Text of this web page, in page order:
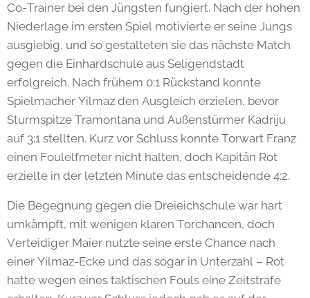
Co-Trainer bei den Jüngsten fungiert. Nach der hohen
Niederlage im ersten Spiel motivierte er seine Jungs
ausgiebig, und so gestalteten sie das nächste Match
gegen die Einhardschule aus Seligendstadt
erfolgreich. Nach frühem 0:1 Rückstand konnte
Spielmacher Yilmaz den Ausgleich erzielen, bevor
Sturmspitze Tramontana und Außenstürmer Kadriju
auf 3:1 stellten. Kurz vor Schluss konnte Torwart Franz
einen Foulelfmeter nicht halten, doch Kapitän Rot
erzielte in der letzten Minute das entscheidende 4:2.
Die Begegnung gegen die Dreieichschule war hart
umkämpft, mit wenigen klaren Torchancen, doch
Verteidiger Maier nutzte seine erste Chance nach
einer Yilmaz-Ecke und das sogar in Unterzahl – Rot
hatte wegen eines taktischen Fouls eine Zeitstrafe